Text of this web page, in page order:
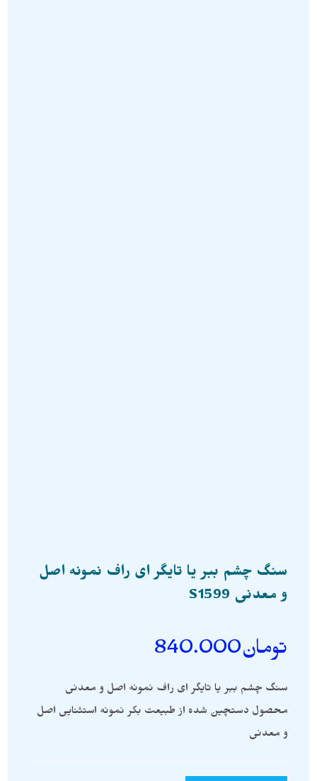
سنگ چشم ببر یا تایگر ای راف نمونه اصل
و معدنی S1599
تومان840.000
سنگ چشم ببر یا تایگر ای راف نمونه اصل و معدنی
محصول دستچین شده از طبیعت بکر نمونه استثنایی اصل
و معدنی